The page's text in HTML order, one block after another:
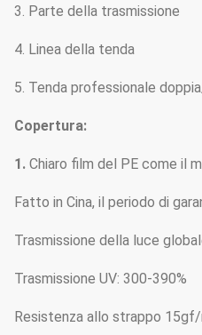
3. Parte della trasmissione
4. Linea della tenda
5. Tenda professionale
Copertura:
1. Chiaro film del PE come il
Fatto in Cina, il periodo di
Trasmissione della luce
Trasmissione UV: 300-390%
Resistenza allo strappo